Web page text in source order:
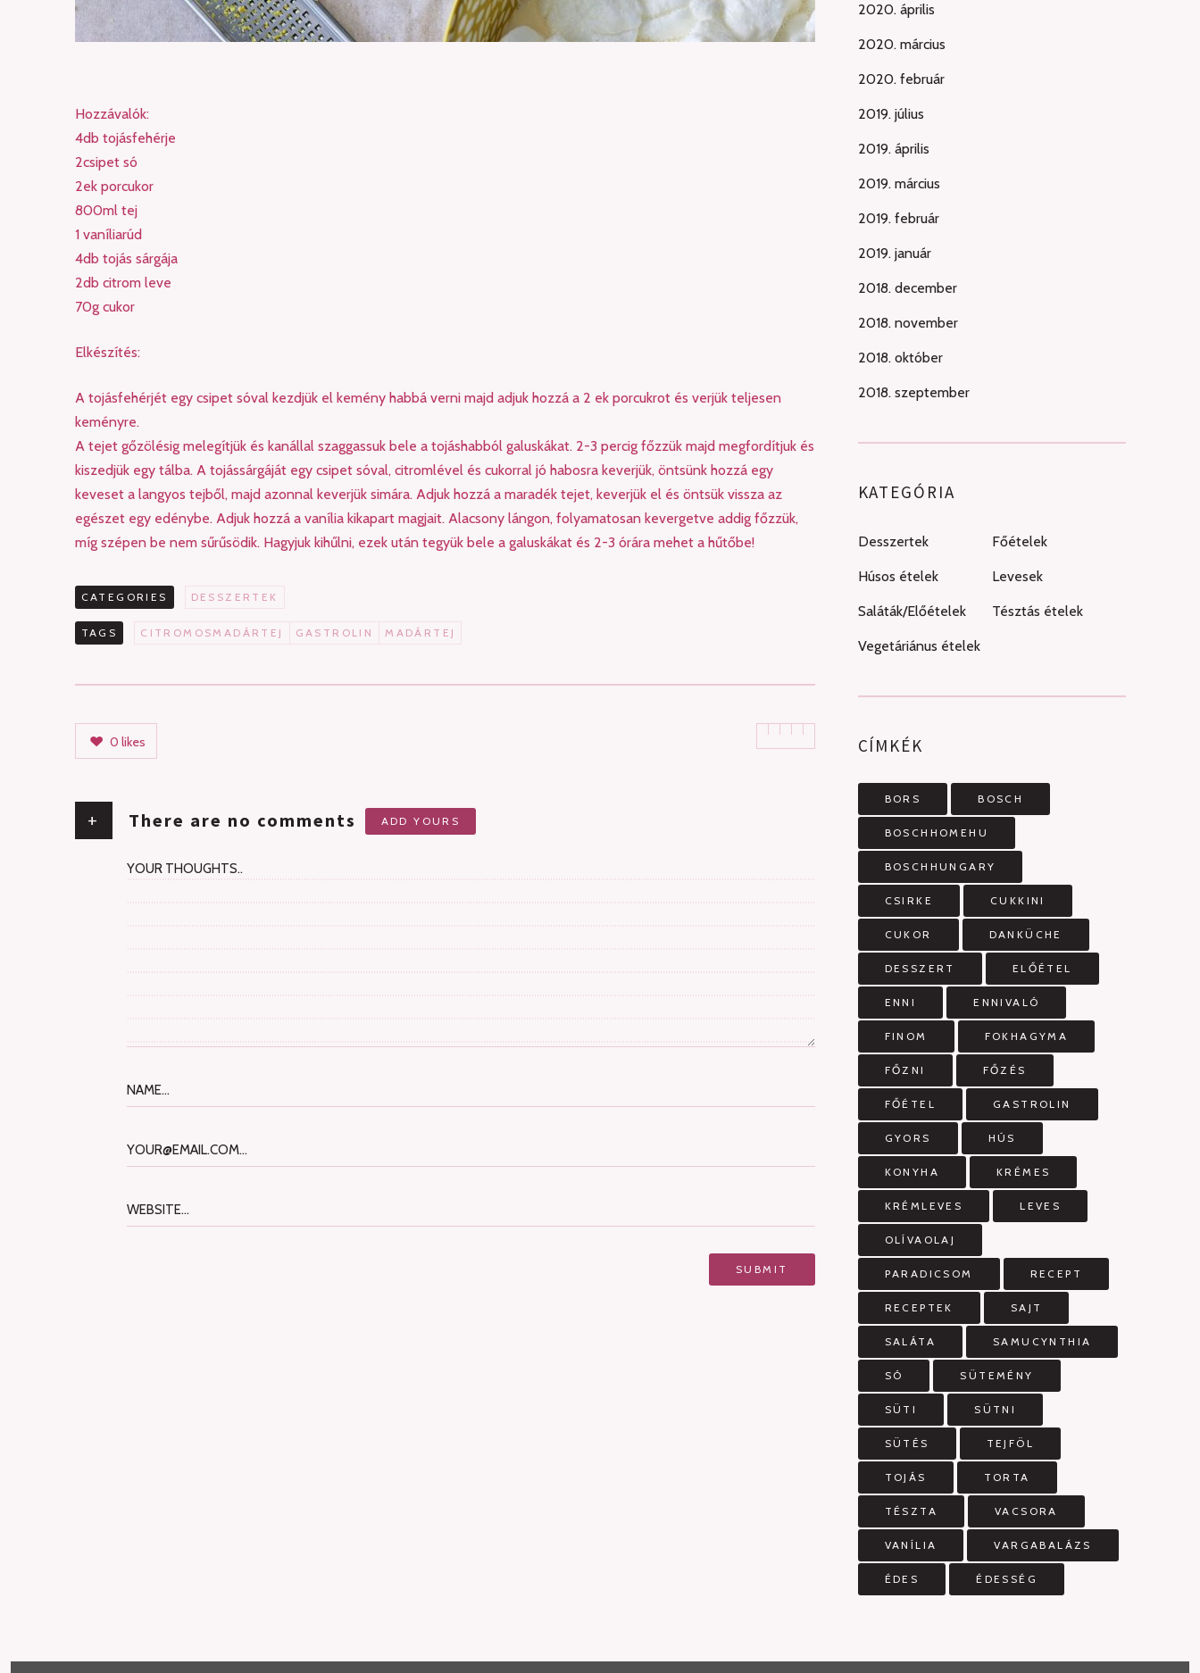
Hozzávalók:
4db tojásfehérje
2csipet só
2ek porcukor
800ml tej
1 vaníliarúd
4db tojás sárgája
2db citrom leve
70g cukor
Elkészítés:
A tojásfehérjét egy csipet sóval kezdjük el kemény habbá verni majd adjuk hozzá a 2 ek porcukrot és verjük teljesen
keményre.
A tejet gőzölésig melegítjük és kanállal szaggassuk bele a tojáshabból galuskákat. 2-3 percig főzzük majd megfordítjuk és
kiszedjük egy tálba. A tojássárgáját egy csipet sóval, citromlével és cukorral jó habosra keverjük, öntsünk hozzá egy
keveset a langyos tejből, majd azonnal keverjük simára. Adjuk hozzá a maradék tejet, keverjük el és öntsük vissza az
egészet egy edénybe. Adjuk hozzá a vanília kikapart magjait. Alacsony lángon, folyamatosan kevergetve addig főzzük,
míg szépen be nem sűrűsödik. Hagyjuk kihűlni, ezek után tegyük bele a galuskákat és 2-3 órára mehet a hűtőbe!
CATEGORIES DESSZERTEK
TAGS CITROMOSMADÁRTEJ GASTROLIN MADÁRTEJ
0 likes
+ There are no comments ADD YOURS
2020. április
2020. március
2020. február
2019. július
2019. április
2019. március
2019. február
2019. január
2018. december
2018. november
2018. október
2018. szeptember
KATEGÓRIA
Desszertek Főételek
Húsos ételek Levesek
Saláták/Előételek Tésztás ételek
Vegetáriánus ételek
CÍMKÉK
BORS BOSCH
BOSCHHOMEHU
BOSCHHUNGARY
CSIRKE CUKKINI
CUKOR DANKÜCHE
DESSZERT ELŐÉTEL
ENNI ENNIVALÓ
FINOM FOKHAGYMA
FŐZNI FŐZÉS
FŐÉTEL GASTROLIN
GYORS HÚS
KONYHA KRÉMES
KRÉMLEVES LEVES
OLÍVAOLAJ
PARADICSOM RECEPT
RECEPTEK SAJT
SALÁTA SAMUCYNTHIA
SÓ SÜTEMÉNY
SÜTI SÜTNI
SÜTÉS TEJFÖL
TOJÁS TORTA
TÉSZTA VACSORA
VANÍLIA VARGABALÁZS
ÉDES ÉDESSÉG